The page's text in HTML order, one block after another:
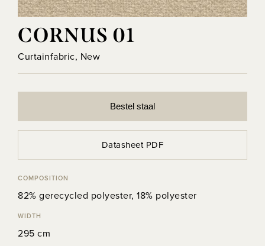
CORNUS 01
Curtainfabric, New
Bestel staal
Datasheet PDF
COMPOSITION
82% gerecycled polyester, 18% polyester
WIDTH
295 cm